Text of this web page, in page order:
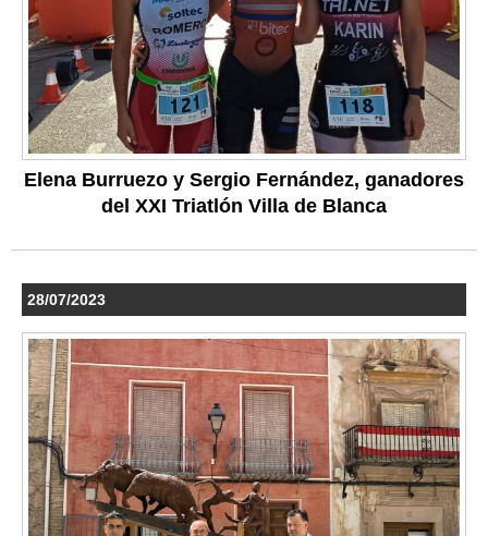
Elena Burruezo y Sergio Fernández, ganadores
del XXI Triatlón Villa de Blanca
28/07/2023